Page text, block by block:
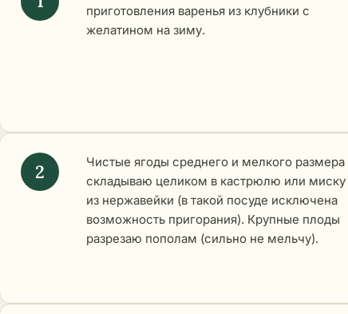
приготовления варенья из клубники с
желатином на зиму.
Чистые ягоды среднего и мелкого размера
складываю целиком в кастрюлю или миску
из нержавейки (в такой посуде исключена
возможность пригорания). Крупные плоды
разрезаю пополам (сильно не мельчу).